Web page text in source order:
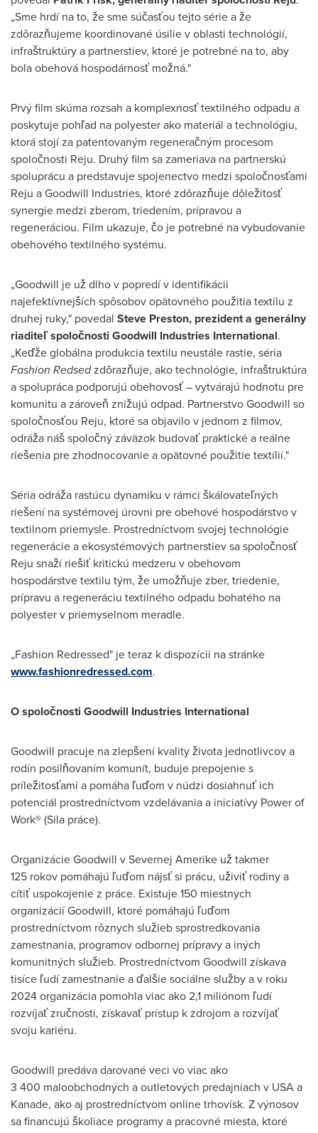
„Sme hrdí na to, že sme súčasťou tejto série a že
zdôrazňujeme koordinované úsilie v oblasti technológií,
infraštruktúry a partnerstiev, ktoré je potrebné na to, aby
bola obehová hospodárnosť možná."
Prvý film skúma rozsah a komplexnosť textilného odpadu a
poskytuje pohľad na polyester ako materiál a technológiu,
ktorá stojí za patentovaným regeneračným procesom
spoločnosti Reju. Druhý film sa zameriava na partnerskú
spoluprácu a predstavuje spojenectvo medzi spoločnosťami
Reju a Goodwill Industries, ktoré zdôrazňuje dôležitosť
synergie medzi zberom, triedením, prípravou a
regeneráciou. Film ukazuje, čo je potrebné na vybudovanie
obehového textilného systému.
„Goodwill je už dlho v popredí v identifikácii
najefektívnejších spôsobov opätovného použitia textilu z
druhej ruky," povedal Steve Preston, prezident a generálny
riaditeľ spoločnosti Goodwill Industries International.
„Keďže globálna produkcia textilu neustále rastie, séria
Fashion Redsedzdôrazňuje, ako technológie, infraštruktúra
a spolupráca podporujú obehovosť – vytvárajú hodnotu pre
komunitu a zároveň znižujú odpad. Partnerstvo Goodwill so
spoločnosťou Reju, ktoré sa objavilo v jednom z filmov,
odráža náš spoločný záväzok budovať praktické a reálne
riešenia pre zhodnocovanie a opätovné použitie textílií."
Séria odráža rastúcu dynamiku v rámci škálovateľných
riešení na systémovej úrovni pre obehové hospodárstvo v
textilnom priemysle. Prostredníctvom svojej technológie
regenerácie a ekosystémových partnerstiev sa spoločnosť
Reju snaží riešiť kritickú medzeru v obehovom
hospodárstve textilu tým, že umožňuje zber, triedenie,
prípravu a regeneráciu textilného odpadu bohatého na
polyester v priemyselnom meradle.
„Fashion Redressed" je teraz k dispozícii na stránke
www.fashionredressed.com.
O spoločnosti Goodwill Industries International
Goodwill pracuje na zlepšení kvality života jednotlivcov a
rodín posilňovaním komunít, buduje prepojenie s
príležitosťami a pomáha ľuďom v núdzi dosiahnuť ich
potenciál prostredníctvom vzdelávania a iniciatívy Power of
Work® (Sila práce).
Organizácie Goodwill v Severnej Amerike už takmer
125 rokov pomáhajú ľuďom nájsť si prácu, uživiť rodiny a
cítiť uspokojenie z práce. Existuje 150 miestnych
organizácií Goodwill, ktoré pomáhajú ľuďom
prostredníctvom rôznych služieb sprostredkovania
zamestnania, programov odbornej prípravy a iných
komunitných služieb. Prostredníctvom Goodwill získava
tisíce ľudí zamestnanie a ďalšie sociálne služby a v roku
2024 organizácia pomohla viac ako 2,1 miliónom ľudí
rozvíjať zručnosti, získavať prístup k zdrojom a rozvíjať
svoju kariéru.
Goodwill predáva darované veci vo viac ako
3 400 maloobchodných a outletových predajniach v USA a
Kanade, ako aj prostredníctvom online trhovísk. Z výnosov
sa financujú školiace programy a pracovné miesta, ktoré